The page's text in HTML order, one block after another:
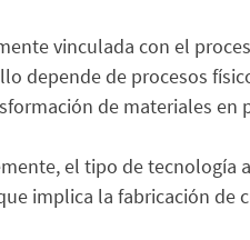
vinculada con el
depende de procesos
de materiales en
el tipo de tecnología
implica la fabricación de